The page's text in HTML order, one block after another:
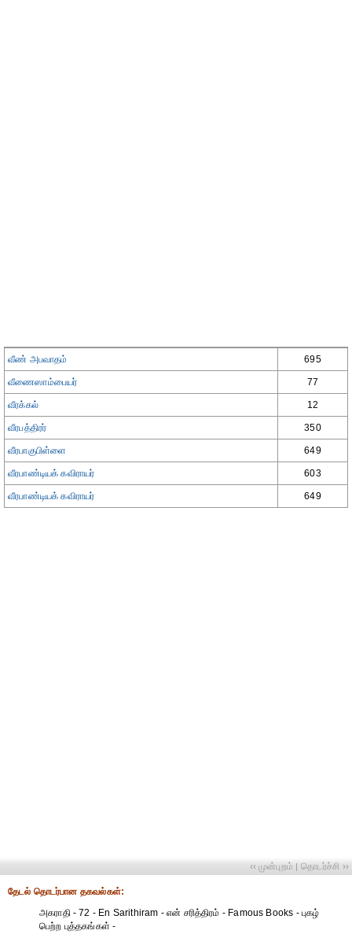
வீண் அபவாதம் 695
வீணைஸாம்பையர் 77
வீரக்கல் 12
வீரபத்திரர் 350
வீரபாகுபிள்ளை 649
வீரபாண்டியக் கவிராயர் 603
வீரபாண்டியக் கவிராயர் 649
‹‹ முன்புறம் | தொடர்ச்சி ››
தேட‌ல் தொட‌ர்பான தகவ‌ல்க‌ள்:
அகராதி - 72 - En Sarithiram - என் சரித்திரம் - Famous Books - புகழ்
பெற்ற புத்தகங்கள் -